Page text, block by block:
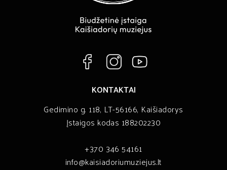
KONTAKTAI
Gedimino g. 118, LT-56166, Kaišiadorys
Įstaigos kodas 188202230
+370 346 54161
info@kaisiadoriumuziejus.lt